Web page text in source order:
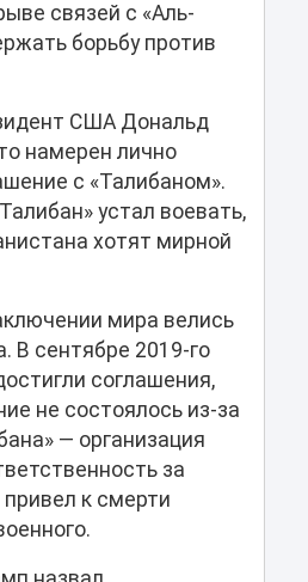
связей с «Аль-
борьбу против
США Дональд
намерен лично
с «Талибаном».
устал воевать,
хотят мирной
мира велись
В сентябре 2019-го
соглашения,
не состоялось из-за
— организация
за
к смерти